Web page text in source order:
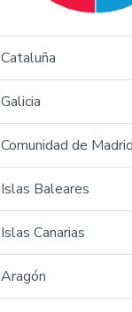
Cataluña
Galicia
Comunidad de Madrid
Islas Baleares
Islas Canarias
Aragón